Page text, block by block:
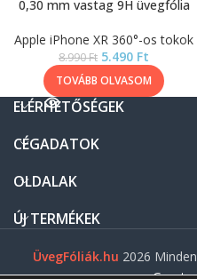
0,30 mm vastag 9H üvegfólia
Apple iPhone XR 360°-os tokok
8.990Ft 5.490 Ft
TOVÁBB OLVASOM
ELÉRHETŐSÉGEK
CÉGADATOK
OLDALAK
ÚJ TERMÉKEK
ÜvegFóliák.hu 2026